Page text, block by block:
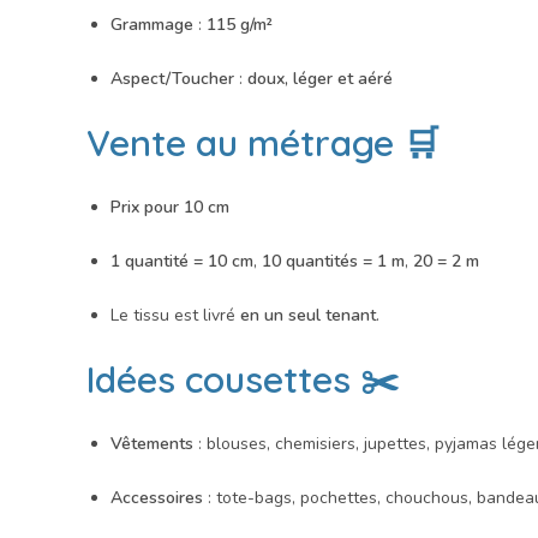
Grammage : 115 g/m²
Aspect/Toucher : doux, léger et aéré
Vente au métrage 🛒
Prix pour 10 cm
1 quantité = 10 cm, 10 quantités = 1 m, 20 = 2 m
Le tissu est livré en un seul tenant.
Idées cousettes ✂️
Vêtements : blouses, chemisiers, jupettes, pyjamas
Accessoires : tote-bags, pochettes, chouchous,